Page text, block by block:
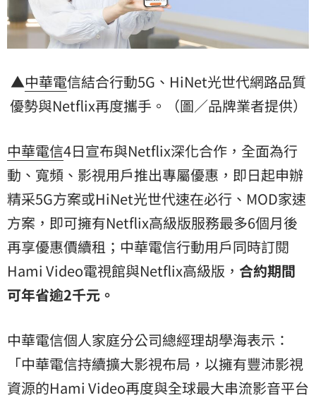
▲中華電信結合行動5G、HiNet光世代網路品質
優勢與Netflix再度攜手。（圖／品牌業者提供）
中華電信4日宣布與Netflix深化合作，全面為行
動、寬頻、影視用戶推出專屬優惠，即日起申辦
精采5G方案或HiNet光世代速在必行、MOD家速
方案，即可擁有Netflix高級版服務最多6個月後
再享優惠價續租；中華電信行動用戶同時訂閱
Hami Video電視館與Netflix高級版， 合約期間
可年省逾2千元。
中華電信個人家庭分公司總經理胡學海表示：
「中華電信持續擴大影視布局，以擁有豐沛影視
資源的Hami Video再度與全球最大串流影音平台